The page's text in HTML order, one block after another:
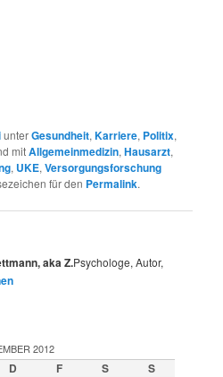
unterGesundheit,Karriere, Politix,
mitAllgemeinmedizin,Hausarzt,
, UKE,Versorgungsforschung
für den Permalink.
aka Z.Psychologe, Autor,
2012
D F S S